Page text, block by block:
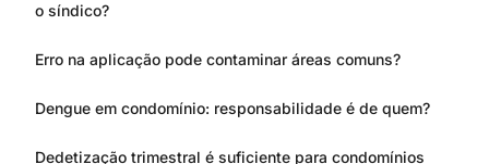
o síndico?
Erro na aplicação pode contaminar áreas comuns?
Dengue em condomínio: responsabilidade é de quem?
Dedetização trimestral é suficiente para condomínios